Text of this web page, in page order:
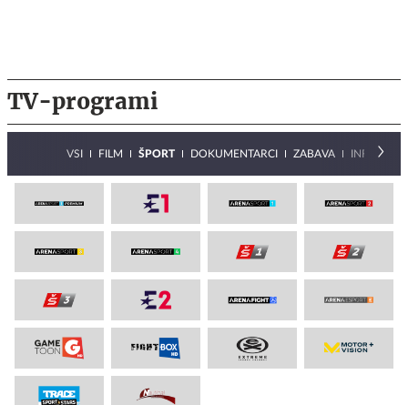
TV-programi
VSI FILM ŠPORT DOKUMENTARCI ZABAVA